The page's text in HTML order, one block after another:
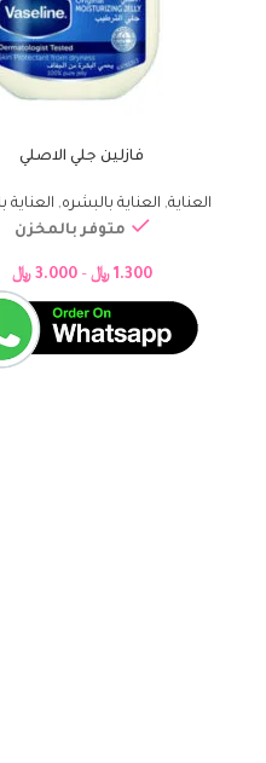
فازلين جلي الاصلي
العناية, العناية بالبشره,
متوفر بالمخزن
1.300 ﷼ –
3.000 ﷼